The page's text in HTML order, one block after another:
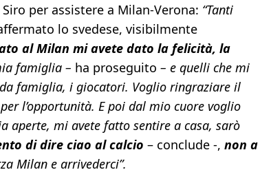
per assistere a Milan-Verona: “Tanti
lo svedese, visibilmente
al Milan mi avete dato la felicità, la
famiglia – ha proseguito – e quelli che mi
famiglia, i giocatori. Voglio ringraziare il
l’opportunità. E poi dal mio cuore voglio
aperte, mi avete fatto sentire a casa, sarò
di dire ciao al calcio – conclude -, non a
Milan e arrivederci”.